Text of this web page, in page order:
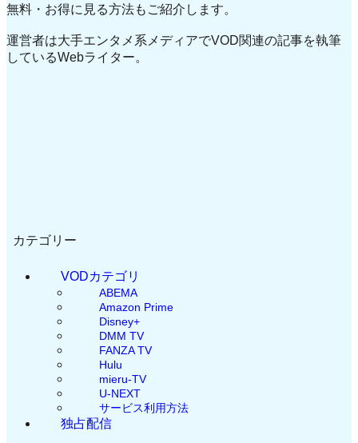
無料・お得に見る方法もご紹介します。
運営者は大手エンタメ系メディアでVOD関連の記事を執筆
しているWebライター。
カテゴリー
VODカテゴリ
ABEMA
Amazon Prime
Disney+
DMM TV
FANZA TV
Hulu
mieru-TV
U-NEXT
サービス利用方法
独占配信